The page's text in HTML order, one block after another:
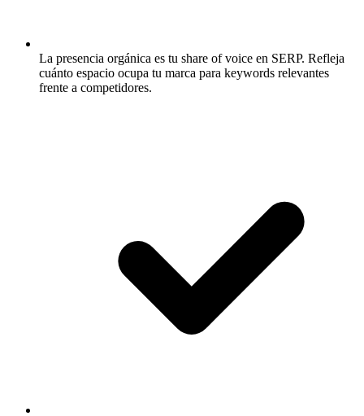
La presencia orgánica es tu share of voice en SERP. Refleja
cuánto espacio ocupa tu marca para keywords relevantes
frente a competidores.